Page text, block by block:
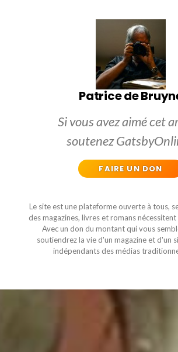
Patrice de
Si vous avez aimé cet
soutenez
FAIRE UN DON
Le site est une plateforme ouverte à tous,
des magazines, livres et romans
Avec un don du montant qui vous
soutiendrez la vie d'un magazine et d'un
indépendants des médias